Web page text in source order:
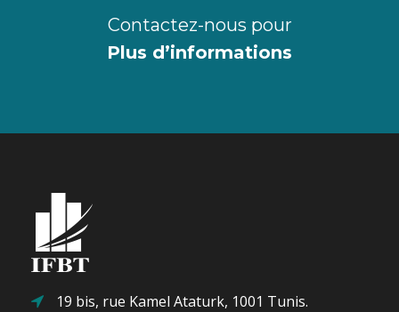
Contactez-nous pour
Plus d’informations
19 bis, rue Kamel Ataturk, 1001 Tunis.